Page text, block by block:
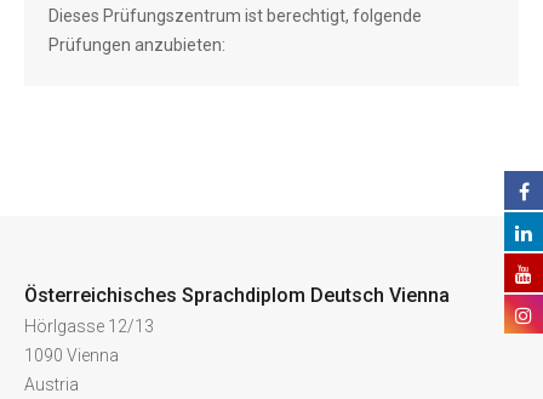
Dieses Prüfungszentrum ist berechtigt, folgende
Prüfungen anzubieten:
Österreichisches Sprachdiplom Deutsch Vienna
Hörlgasse 12/13
1090 Vienna
Austria